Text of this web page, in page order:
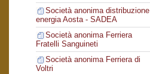
Società anonima distribuzione
energia Aosta - SADEA
Società anonima Ferriera
Fratelli Sanguineti
Società anonima Ferriera di
Voltri